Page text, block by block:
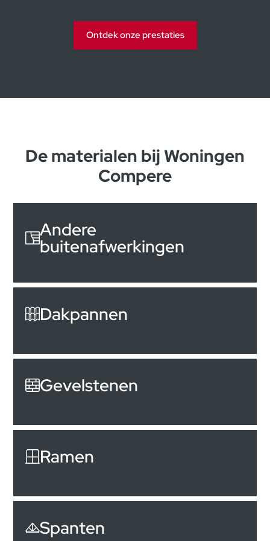
Ontdek onze prestaties
De materialen bij Woningen
Compere
Andere
buitenafwerkingen
Dakpannen
Gevelstenen
Ramen
Spanten